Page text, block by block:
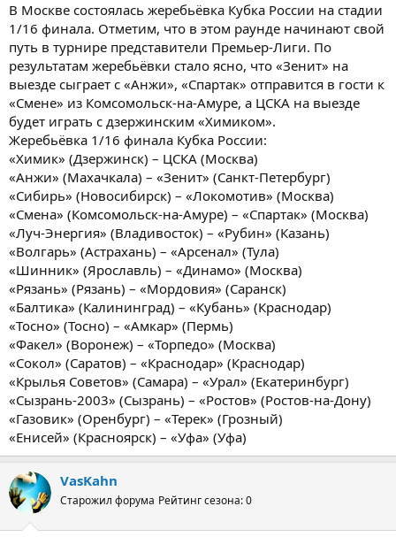
В Москве состоялась жеребьёвка Кубка России на стадии
1/16 финала. Отметим, что в этом раунде начинают свой
путь в турнире представители Премьер-Лиги. По
результатам жеребьёвки стало ясно, что «Зенит» на
выезде сыграет с «Анжи», «Спартак» отправится в гости к
«Смене» из Комсомольск-на-Амуре, а ЦСКА на выезде
будет играть с дзержинским «Химиком».
Жеребьёвка 1/16 финала Кубка России:
«Химик» (Дзержинск) – ЦСКА (Москва)
«Анжи» (Махачкала) – «Зенит» (Санкт-Петербург)
«Сибирь» (Новосибирск) – «Локомотив» (Москва)
«Смена» (Комсомольск-на-Амуре) – «Спартак» (Москва)
«Луч-Энергия» (Владивосток) – «Рубин» (Казань)
«Волгарь» (Астрахань) – «Арсенал» (Тула)
«Шинник» (Ярославль) – «Динамо» (Москва)
«Рязань» (Рязань) – «Мордовия» (Саранск)
«Балтика» (Калининград) – «Кубань» (Краснодар)
«Тосно» (Тосно) – «Амкар» (Пермь)
«Факел» (Воронеж) – «Торпедо» (Москва)
«Сокол» (Саратов) – «Краснодар» (Краснодар)
«Крылья Советов» (Самара) – «Урал» (Екатеринбург)
«Сызрань-2003» (Сызрань) – «Ростов» (Ростов-на-Дону)
«Газовик» (Оренбург) – «Терек» (Грозный)
«Енисей» (Красноярск) – «Уфа» (Уфа)
VasKahn
Старожил форума Рейтинг сезона: 0